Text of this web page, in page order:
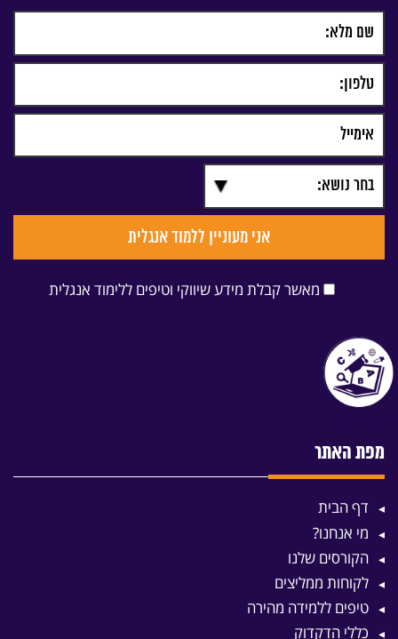
מאשר קבלת מידע שיווקי וטיפים ללימוד אנגלית
מפת האתר
דף הבית
מי אנחנו?
הקורסים שלנו
לקוחות ממליצים
טיפים ללמידה מהירה
כללי הדקדוק